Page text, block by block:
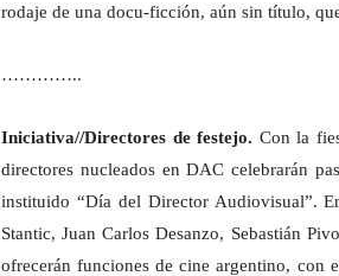
rodaje de una docu-ficción, aún sin título,
…………..
Iniciativa//Directores de festejo. Con la
directores nucleados en DAC celebrarán
instituido “Día del Director Audiovisual”.
Stantic, Juan Carlos Desanzo, Sebastián
ofrecerán funciones de cine argentino, con